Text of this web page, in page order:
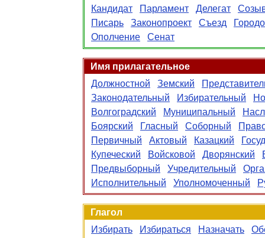
Кандидат
Парламент Делегат
Писарь
Законопроект Съезд
Ополчение
Сенат
Имя прилагательное
Должностной
Земский
Законодательный
Избирательный
Волгоградский
Муниципальный
Боярский
Гласный Соборный
Первичный
Актовый Казацкий
Купеческий
Войсковой Дворянский
Предвыборный
Учредительный
Исполнительный
Уполномоченный
Глагол
Избирать
Избираться Назначать